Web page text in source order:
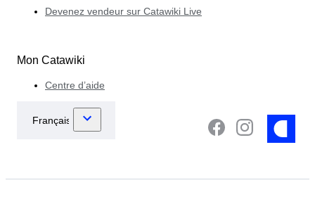
Devenez vendeur sur Catawiki Live
Mon Catawiki
Centre d’aide